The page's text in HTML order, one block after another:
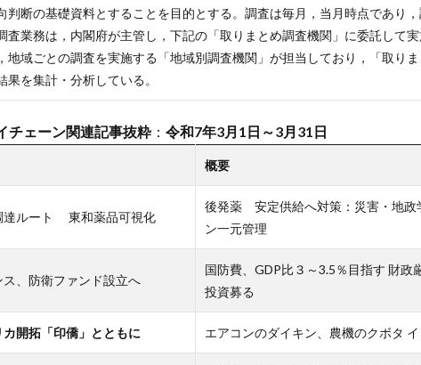
判断の基礎資料とすることを目的とする。調査は毎月，当月時点であり
査業務は，内閣府が主管し，下記の「取りまとめ調査機関」に委託して
地域ごとの調査を実施する「地域別調査機関」が担当しており，「取り
果を集計・分析している。
チェーン関連記事抜粋 ： 令和7年3月1日～3月31日
概要
達ルート 東和薬品可視化
後発薬 安定供給へ対策：災害・地政
ン一元管理
ス、防衛ファンド設立へ
国防費、GDP比３～3.5％目指す 財政
投資募る
カ開拓「印僑」とともに エアコンのダイキン、農機のクボタ